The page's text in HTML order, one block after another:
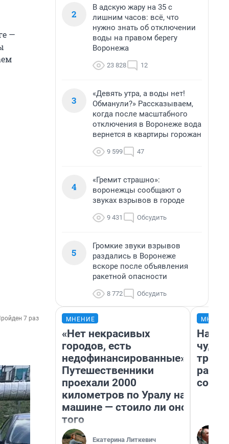
—
7 раз
2
В адскую жару на 35 с
лишним часов: всё, что
нужно знать об отключении
воды на правом берегу
Воронежа
23 828 12
3
«Девять утра, а воды нет!
Обманули?» Рассказываем,
когда после масштабного
отключения в Воронеже вода
вернется в квартиры горожан
9 599 47
4
«Гремит страшно»:
воронежцы сообщают о
звуках взрывов в городе
9 431 Обсудить
5
Громкие звуки взрывов
раздались в Воронеже
вскоре после объявления
ракетной опасности
8 772 Обсудить
МНЕНИЕ
«Нет некрасивых
городов, есть
недофинансированные».
Путешественники
проехали 2000
километров по Уралу на
машине — стоило ли оно
того
Екатерина Литкевич